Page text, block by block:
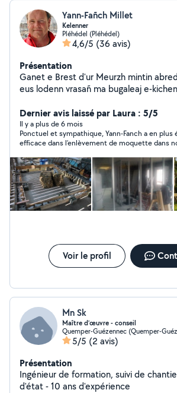
Yann-Fañch Millet
Kelenner
Pléhédel (Pléhédel)
4,6/5 (36 avis)
Présentation
Ganet e Brest d'ur Meurzh mintin
eus lodenn vrasañ ma bugaleaj e-
graet a bop sort micherioù ha benn ar
da beurzeskiñ brezhoneg e Brest...
Dernier avis laissé par Laura : 5/5
Il y a plus de 6 mois
Ponctuel et sympathique, Yann-Fanch a en plus
efficace dans l’enlèvement de moquette dans
Voir le profil
Mn Sk
Maître d’œuvre - conseil
Quemper-Guézennec (Quemper-
5/5 (2 avis)
Présentation
Ingénieur de formation, suivi de
d'état - 10 ans d'expérience